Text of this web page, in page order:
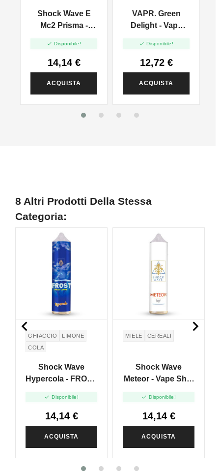
ASSENZIO
ABSINTHE
Shock Wave E
Mc2 Prisma -
Vape Shot 20ml
 Disponibile!
14,14 €
ACQUISTA
VAPR. Green
Delight - Vape
 Disponibile!
12,72 €
ACQUISTA
8 Altri Prodotti Della Stessa
Categoria:
GHIACCIO
LIMONE
COLA
Shock Wave
Hypercola - FROST
Vape Shot 20ml
 Disponibile!
14,14 €
ACQUISTA
MIELE CEREALI
Shock Wave
Meteor - Vape Shot
 Disponibile!
14,14 €
ACQUISTA
 